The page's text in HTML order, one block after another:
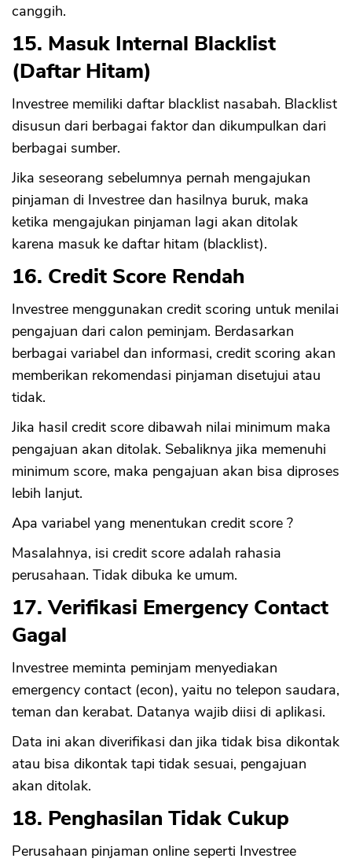
canggih.
15. Masuk Internal Blacklist
(Daftar Hitam)
Investree memiliki daftar blacklist nasabah. Blacklist
disusun dari berbagai faktor dan dikumpulkan dari
berbagai sumber.
Jika seseorang sebelumnya pernah mengajukan
pinjaman di Investree dan hasilnya buruk, maka
ketika mengajukan pinjaman lagi akan ditolak
karena masuk ke daftar hitam (blacklist).
16. Credit Score Rendah
Investree menggunakan credit scoring untuk menilai
pengajuan dari calon peminjam. Berdasarkan
berbagai variabel dan informasi, credit scoring akan
memberikan rekomendasi pinjaman disetujui atau
tidak.
Jika hasil credit score dibawah nilai minimum maka
pengajuan akan ditolak. Sebaliknya jika memenuhi
minimum score, maka pengajuan akan bisa diproses
lebih lanjut.
Apa variabel yang menentukan credit score ?
Masalahnya, isi credit score adalah rahasia
perusahaan. Tidak dibuka ke umum.
17. Verifikasi Emergency Contact
Gagal
Investree meminta peminjam menyediakan
emergency contact (econ), yaitu no telepon saudara,
teman dan kerabat. Datanya wajib diisi di aplikasi.
Data ini akan diverifikasi dan jika tidak bisa dikontak
atau bisa dikontak tapi tidak sesuai, pengajuan
akan ditolak.
18. Penghasilan Tidak Cukup
Perusahaan pinjaman online seperti Investree